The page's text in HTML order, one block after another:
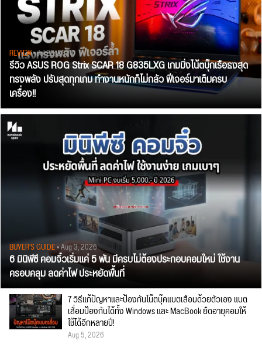
REVIEW• Jul 28, 2026
รีวิว ASUS ROG Strix SCAR 18 G835LXG เกมมิ่งโน้ตบุ๊กเรือธงสุด
ทรงพลัง ปรับสุดทุกเกม ทำงานหนักก็ไม่กลัว ฟีเจอร์มาเต็มครบ
เครื่อง!!
BUYER'S GUIDE• Aug 3, 2026
6 มินิพีซี คอมจิ๋วเริ่มแค่ 5 พัน มีครบไม่ต้องประกอบคอมใหม่ ใช้งาน
ครอบคลุม ลดค่าไฟ ประหยัดพื้นที่
7 วิธีแก้ปัญหาและป้องกันโน๊ตบุ๊คแบตเสื่อมด้วยตัวเอง แบต
เสื่อมป้องกันได้ทั้ง Windows และ MacBook ยืดอายุคอมให้
ใช้ได้อีกหลายปี!
Aug 5, 2026